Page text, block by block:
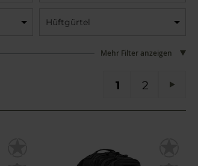
Hüftgürtel
Mehr Filter anzeigen
1
2